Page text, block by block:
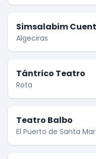
Simsalabim
Algeciras
Tántrico Teatro
Rota
Teatro Balbo
El Puerto de Santa